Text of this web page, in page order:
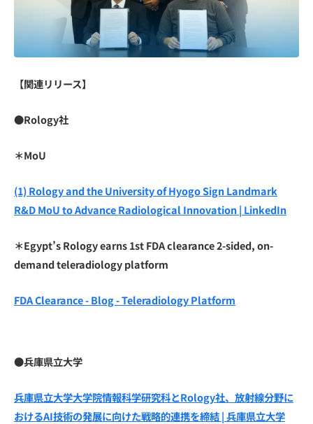
【関連リリース】
●Rology社
＊MoU
(1) Rology and the University of Hyogo Sign Landmark
R&D MoU to Advance Radiological Innovation | LinkedIn
＊Egypt’s Rology earns 1st FDA clearance 2-sided, on-
demand teleradiology platform
FDA Clearance - Blog - Teleradiology Platform
●兵庫県立大学
兵庫県立大学大学院情報科学研究科とRology社、放射線分野に
おけるAI技術の発展に向けた戦略的連携を締結 | 兵庫県立大学